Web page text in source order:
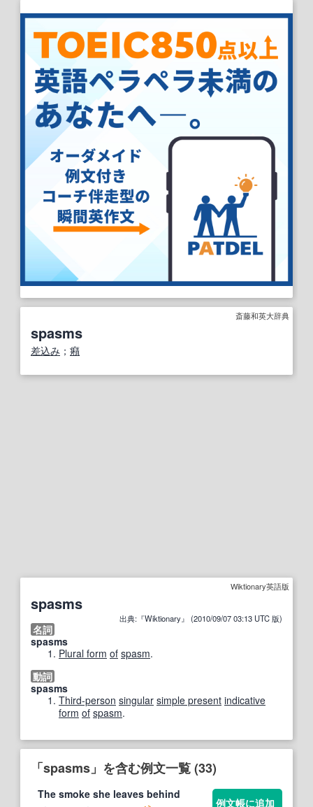
斎藤和英大辞典
spasms
差込み ； 癪
Wiktionary英語版
spasms
出典:『Wiktionary』 (2010/09/07 03:13 UTC 版)
名詞
spasms
Plural form of spasm.
動詞
spasms
Third-person singular simple present indicative
form of spasm.
「spasms」を含む例文一覧 (33)
The smoke she leaves behind
例文帳に追加